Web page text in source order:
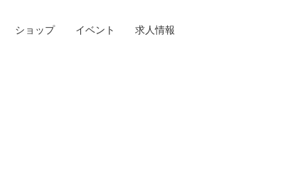
求人情報
イベント
ショップ